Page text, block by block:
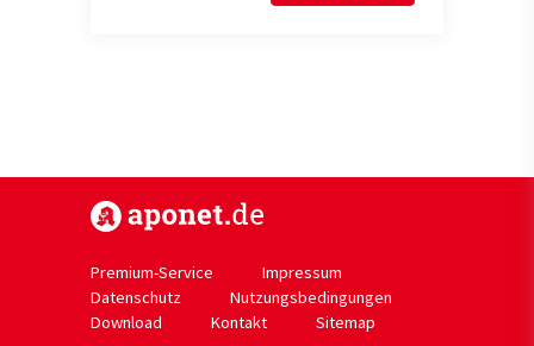
Premium-Service
Impressum
Datenschutz
Nutzungsbedingungen
Download
Kontakt Sitemap